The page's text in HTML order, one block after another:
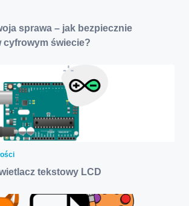
sprawa – jak bezpiecznie
cyfrowym świecie?
tekstowy LCD